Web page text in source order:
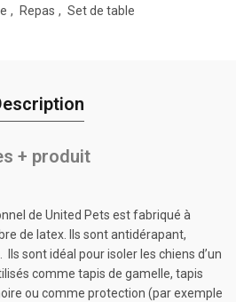
, Repas , Set de table
+ produit
de United Pets est fabriqué à
de latex. Ils sont antidérapant,
sont idéal pour isoler les chiens d’un
comme tapis de gamelle, tapis
ou comme protection (par exemple